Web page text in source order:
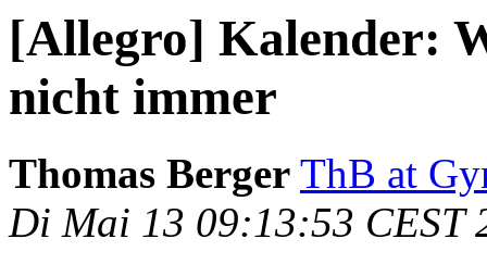
[Allegro] Kalender:
nicht immer
Thomas Berger ThB at
Di Mai 13 09:13:53 CEST